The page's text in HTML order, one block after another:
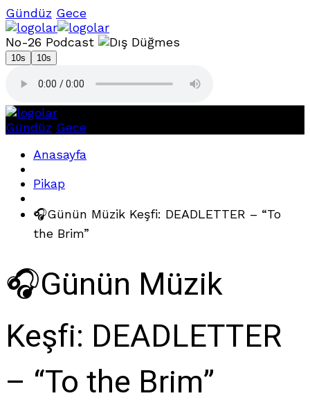
Gündüz Gece
No-26 Podcast
10s 10s
Gündüz Gece
Anasayfa
Pikap
🎧Günün Müzik Keşfi: DEADLETTER – “To
the Brim”
🎧Günün Müzik
Keşfi: DEADLETTER
– “To the Brim”